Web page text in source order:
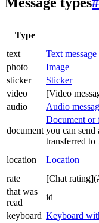
Type
text
Text message
photo
Image
sticker
Sticker
video
[Video
audio
Audio
document
Document or
you can send
transferred to
location Location
rate
[Chat
that was
read
id
keyboard Keyboard